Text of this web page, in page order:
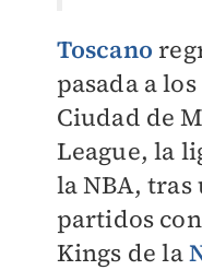
Toscano
pasada a
Ciudad de
League, la
la NBA, tras
partidos
Kings de la